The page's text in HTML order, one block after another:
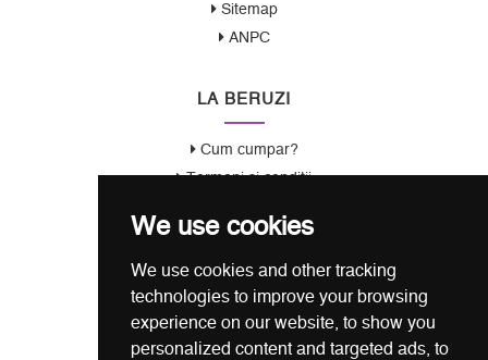
We use cookies
We use cookies and other tracking
technologies to improve your browsing
experience on our website, to show you
personalized content and targeted ads, to
Sitemap
ANPC
LA BERUZI
Cum cumpar?
Termeni si conditii
Politica de Confidentialitate
Politica de Cookie
ANSPDCP
CONTACT